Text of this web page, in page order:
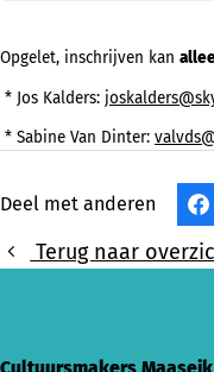
Opgelet, inschrijven kan
* Jos Kalders:
* Sabine Van Dinter:
Deel met anderen
Terug naar